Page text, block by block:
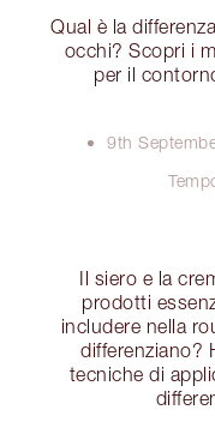
Qual è la
occhi? Scopri i
per il
9th
Il siero e la
prodotti
includere nella
differenziano?
tecniche di